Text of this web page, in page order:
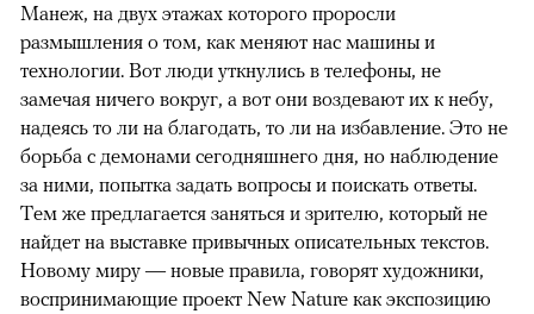
Манеж, на двух этажах которого проросли
размышления о том, как меняют нас машины и
технологии. Вот люди уткнулись в телефоны, не
замечая ничего вокруг, а вот они воздевают их к небу,
надеясь то ли на благодать, то ли на избавление. Это не
борьба с демонами сегодняшнего дня, но наблюдение
за ними, попытка задать вопросы и поискать ответы.
Тем же предлагается заняться и зрителю, который не
найдет на выставке привычных описательных текстов.
Новому миру — новые правила, говорят художники,
воспринимающие проект New Nature как экспозицию